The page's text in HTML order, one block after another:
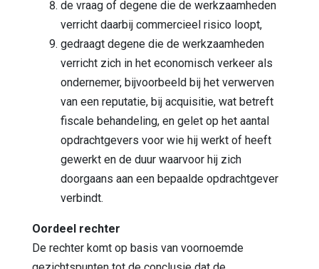
de vraag of degene die de werkzaamheden
verricht daarbij commercieel risico loopt,
gedraagt degene die de werkzaamheden
verricht zich in het economisch verkeer als
ondernemer, bijvoorbeeld bij het verwerven
van een reputatie, bij acquisitie, wat betreft
fiscale behandeling, en gelet op het aantal
opdrachtgevers voor wie hij werkt of heeft
gewerkt en de duur waarvoor hij zich
doorgaans aan een bepaalde opdrachtgever
verbindt.
Oordeel rechter
De rechter komt op basis van voornoemde